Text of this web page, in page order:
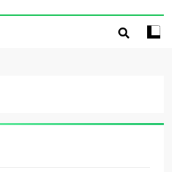
ทรัพย์สามัญ
ศึกษาจังหวัด